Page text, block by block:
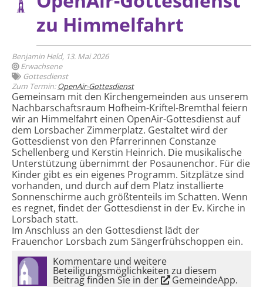
zu Himmelfahrt
Benjamin Held, 13. Mai 2026
Erwachsene
Gottesdienst
Zum Termin:OpenAir-Gottesdienst
Gemeinsam mit den Kirchengemeinden aus unserem
Nachbarschaftsraum Hofheim-Kriftel-Bremthal feiern
wir an Himmelfahrt einen OpenAir-Gottesdienst auf
dem Lorsbacher Zimmerplatz. Gestaltet wird der
Gottesdienst von den Pfarrerinnen Constanze
Schellenberg und Kerstin Heinrich. Die musikalische
Unterstützung übernimmt der Posaunenchor. Für die
Kinder gibt es ein eigenes Programm. Sitzplätze sind
vorhanden, und durch auf dem Platz installierte
Sonnenschirme auch größtenteils im Schatten. Wenn
es regnet, findet der Gottesdienst in der Ev. Kirche in
Lorsbach statt.
Im Anschluss an den Gottesdienst lädt der
Frauenchor Lorsbach zum Sängerfrühschoppen ein.
Kommentare und weitere
Beteiligungsmöglichkeiten zu diesem
Beitrag finden Sie in der GemeindeApp.